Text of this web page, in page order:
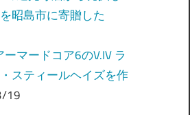
昭島市に寄贈した
マードコア6のV.IV ラ
スティールヘイズを作
19